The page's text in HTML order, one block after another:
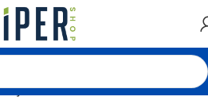
Tişörtler